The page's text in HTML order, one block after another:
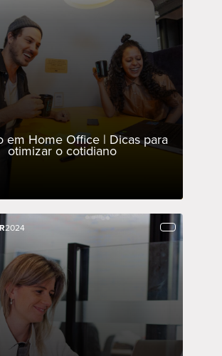
em Home Office | Dicas para
otimizar o cotidiano
2024
2024